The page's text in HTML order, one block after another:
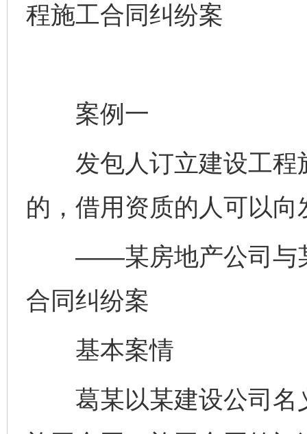
程施工合同纠纷案
案例一
发包人订立建设工程
的，借用资质的人可以
——某房地产公司与某
合同纠纷案
基本案情
葛某以某建设公司名